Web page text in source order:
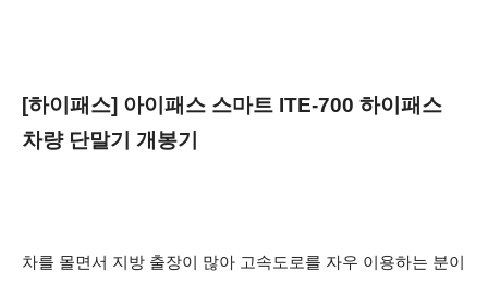
[하이패스] 아이패스 스마트 ITE-700 하이패스
차량 단말기 개봉기
차를 몰면서 지방 출장이 많아 고속도로를 자우 이용하는 분이